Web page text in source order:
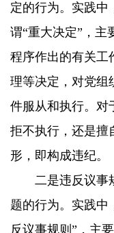
定的行为。实践中
谓“重大决定”，主
程序作出的有关工
理等决定，对党组
件服从和执行。对
拒不执行，还是擅
形，即构成违纪。
二是违反议事规
题的行为。实践中
反议事规则”，主